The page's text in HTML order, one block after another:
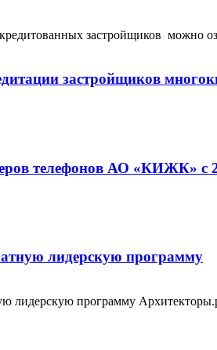
застройщиков можно
застройщиков
телефонов АО «КИЖК» с
лидерскую программу
лидерскую программу